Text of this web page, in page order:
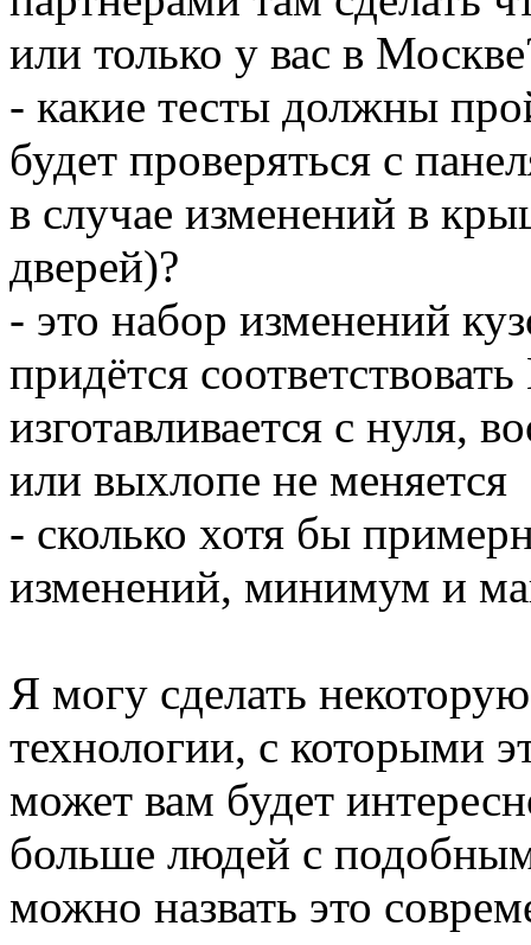
или только у вас в
- какие тесты должны
будет проверяться с
в случае изменений в
дверей)?
- это набор изменений
придётся
изготавливается с нуля,
или выхлопе не меняется
- сколько хотя бы
изменений, минимум и
Я могу сделать
технологии, с которыми
может вам будет
больше людей с
можно назвать это